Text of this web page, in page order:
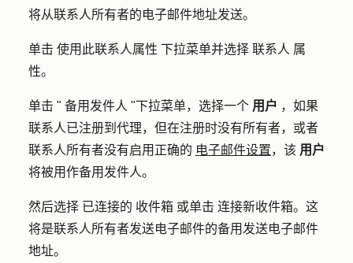
将从联系人所有者的电子邮件地址发送。
单击 使用此联系人属性 下拉菜单并选择 联系人 属
性。
单击 " 备用发件人 "下拉菜单，选择一个 用户 ，如果
联系人已注册到代理，但在注册时没有所有者，或者
联系人所有者没有启用正确的 电子邮件设置，该 用户
将被用作备用发件人。
然后选择 已连接的 收件箱 或单击 连接新收件箱。这
将是联系人所有者发送电子邮件的备用发送电子邮件
地址。